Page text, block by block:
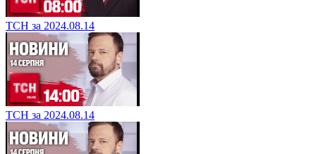
ТСН за 2024.08.14
ТСН за 2024.08.14